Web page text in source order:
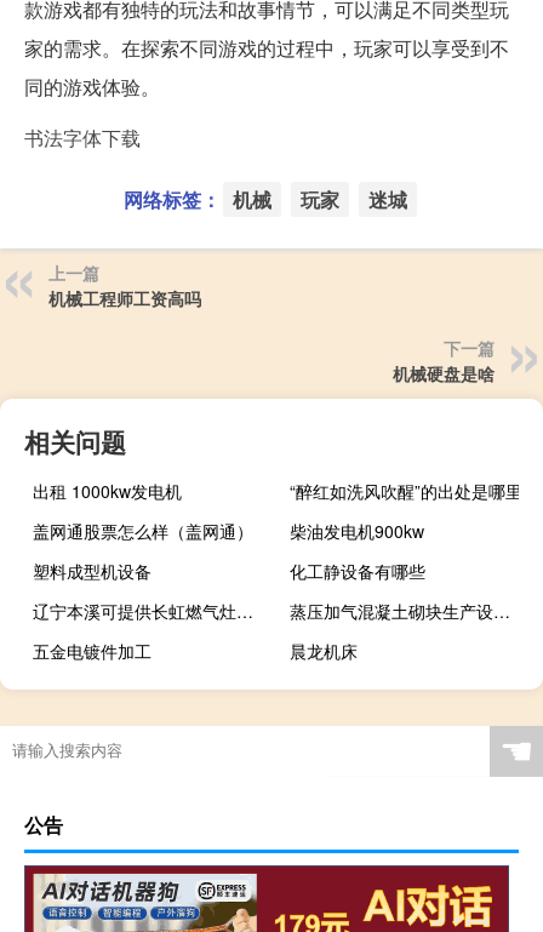
款游戏都有独特的玩法和故事情节，可以满足不同类型玩
家的需求。在探索不同游戏的过程中，玩家可以享受到不
同的游戏体验。
书法字体下载
网络标签： 机械 玩家 迷城
上一篇
机械工程师工资高吗
下一篇
机械硬盘是啥
相关问题
出租 1000kw发电机
“醉红如洗风吹醒”的出处是哪里
盖网通股票怎么样（盖网通）
柴油发电机900kw
塑料成型机设备
化工静设备有哪些
辽宁本溪可提供长虹燃气灶维修服务地址在哪
蒸压加气混凝土砌块生产设备厂家
五金电镀件加工
晨龙机床
☚
公告